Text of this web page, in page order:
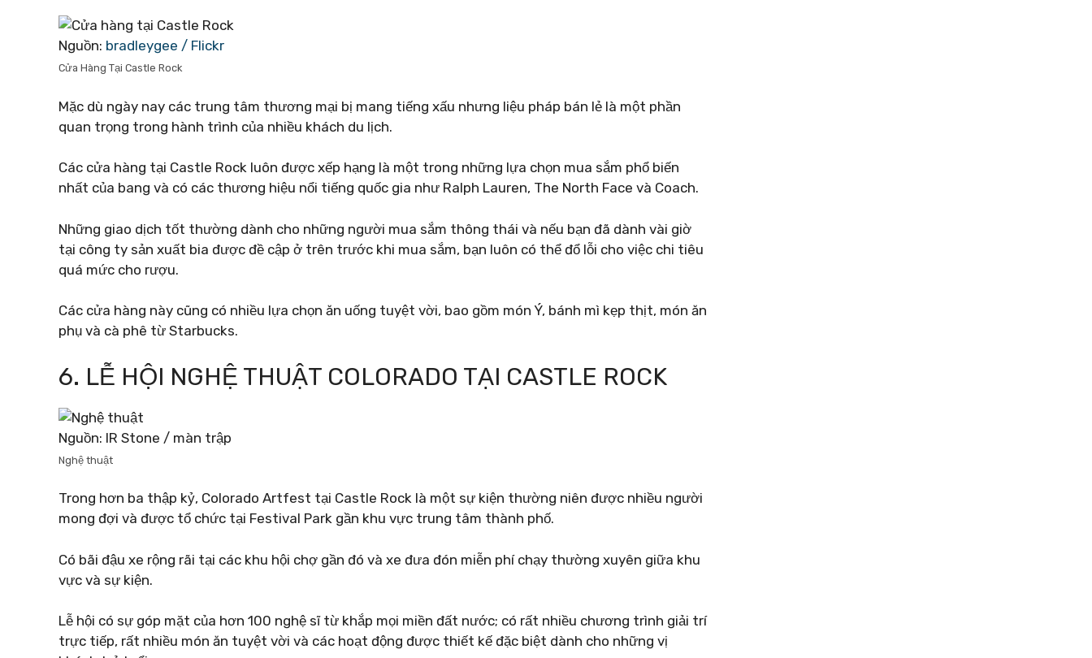
Nguồn: bradleygee / Flickr
Cửa Hàng Tại Castle Rock
Mặc dù ngày nay các trung tâm thương mại bị mang tiếng xấu nhưng liệu pháp bán lẻ là một phần
quan trọng trong hành trình của nhiều khách du lịch.
Các cửa hàng tại Castle Rock luôn được xếp hạng là một trong những lựa chọn mua sắm phổ biến
nhất của bang và có các thương hiệu nổi tiếng quốc gia như Ralph Lauren, The North Face và Coach.
Những giao dịch tốt thường dành cho những người mua sắm thông thái và nếu bạn đã dành vài giờ
tại công ty sản xuất bia được đề cập ở trên trước khi mua sắm, bạn luôn có thể đổ lỗi cho việc chi tiêu
quá mức cho rượu.
Các cửa hàng này cũng có nhiều lựa chọn ăn uống tuyệt vời, bao gồm món Ý, bánh mì kẹp thịt, món ăn
phụ và cà phê từ Starbucks.
6. LỄ HỘI NGHỆ THUẬT COLORADO TẠI CASTLE ROCK
Nguồn: IR Stone / màn trập
Nghệ thuật
Trong hơn ba thập kỷ, Colorado Artfest tại Castle Rock là một sự kiện thường niên được nhiều người
mong đợi và được tổ chức tại Festival Park gần khu vực trung tâm thành phố.
Có bãi đậu xe rộng rãi tại các khu hội chợ gần đó và xe đưa đón miễn phí chạy thường xuyên giữa khu
vực và sự kiện.
Lễ hội có sự góp mặt của hơn 100 nghệ sĩ từ khắp mọi miền đất nước; có rất nhiều chương trình giải trí
trực tiếp, rất nhiều món ăn tuyệt vời và các hoạt động được thiết kế đặc biệt dành cho những vị